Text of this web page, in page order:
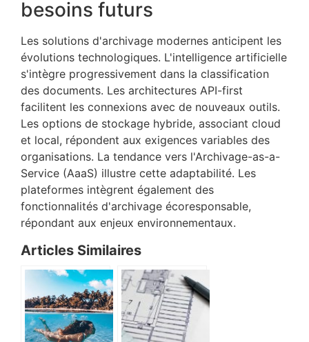
besoins futurs
Les solutions d'archivage modernes anticipent les
évolutions technologiques. L'intelligence artificielle
s'intègre progressivement dans la classification
des documents. Les architectures API-first
facilitent les connexions avec de nouveaux outils.
Les options de stockage hybride, associant cloud
et local, répondent aux exigences variables des
organisations. La tendance vers l'Archivage-as-a-
Service (AaaS) illustre cette adaptabilité. Les
plateformes intègrent également des
fonctionnalités d'archivage écoresponsable,
répondant aux enjeux environnementaux.
Articles Similaires